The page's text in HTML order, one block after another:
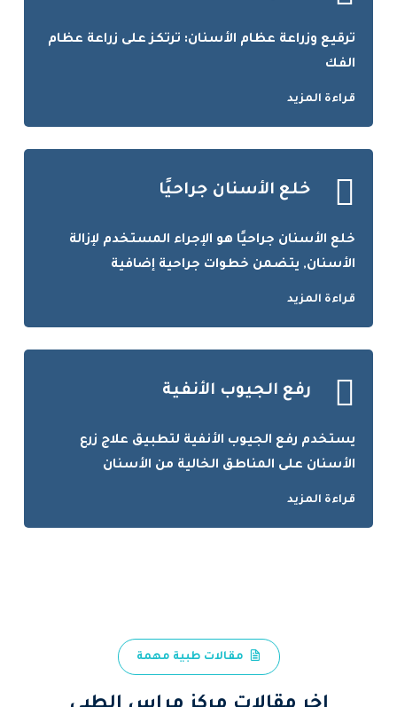
ترقيع وزراعة عظام الأسنان: ترتكز على زراعة عظام
الفك
قراءة المزيد
خلع الأسنان جراحيًا
خلع الأسنان جراحيًا هو الإجراء المستخدم لإزالة
الأسنان, يتضمن خطوات جراحية إضافية
قراءة المزيد
رفع الجيوب الأنفية
يستخدم رفع الجيوب الأنفية لتطبيق علاج زرع
الأسنان على المناطق الخالية من الأسنان
قراءة المزيد
مقالات طبية مهمة